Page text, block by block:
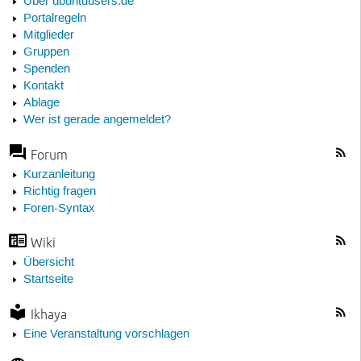
Portalregeln
Mitglieder
Gruppen
Spenden
Kontakt
Ablage
Wer ist gerade angemeldet?
Forum
Kurzanleitung
Richtig fragen
Foren-Syntax
Wiki
Übersicht
Startseite
Ikhaya
Eine Veranstaltung vorschlagen